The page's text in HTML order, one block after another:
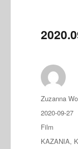
Autor
Zuzanna
Data
publikacji
2020-09-27
Format
Film
Kategorie
KAZANIA,